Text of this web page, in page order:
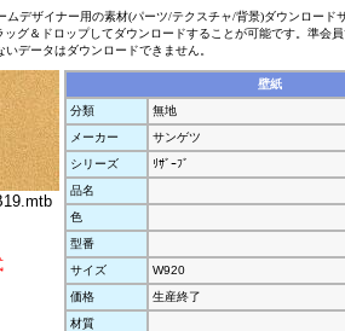
ムデザイナー用の素材(パーツ/テクスチャ/背景)ダウンロード
グ＆ドロップしてダウンロードすることが可能です。準会
いデータはダウンロードできません。
壁紙
分類
無地
メーカー
サンゲツ
シリーズ
ﾘｻﾞｰﾌﾞ
品名
色
型番
サイズ
W920
価格
生産終了
材質